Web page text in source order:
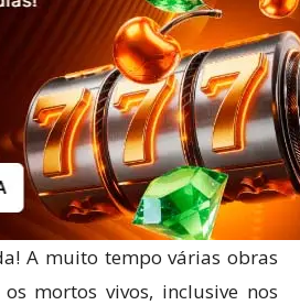
A muito tempo várias obras
mortos vivos, inclusive nos